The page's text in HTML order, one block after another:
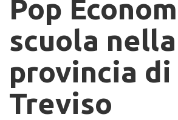
Pop
scuola nella
provincia di
Treviso